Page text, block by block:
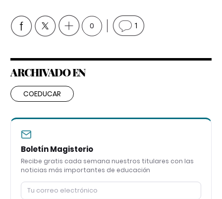
0 1
ARCHIVADO EN
COEDUCAR
Boletín Magisterio
Recibe gratis cada semana nuestros titulares con las
noticias más importantes de educación